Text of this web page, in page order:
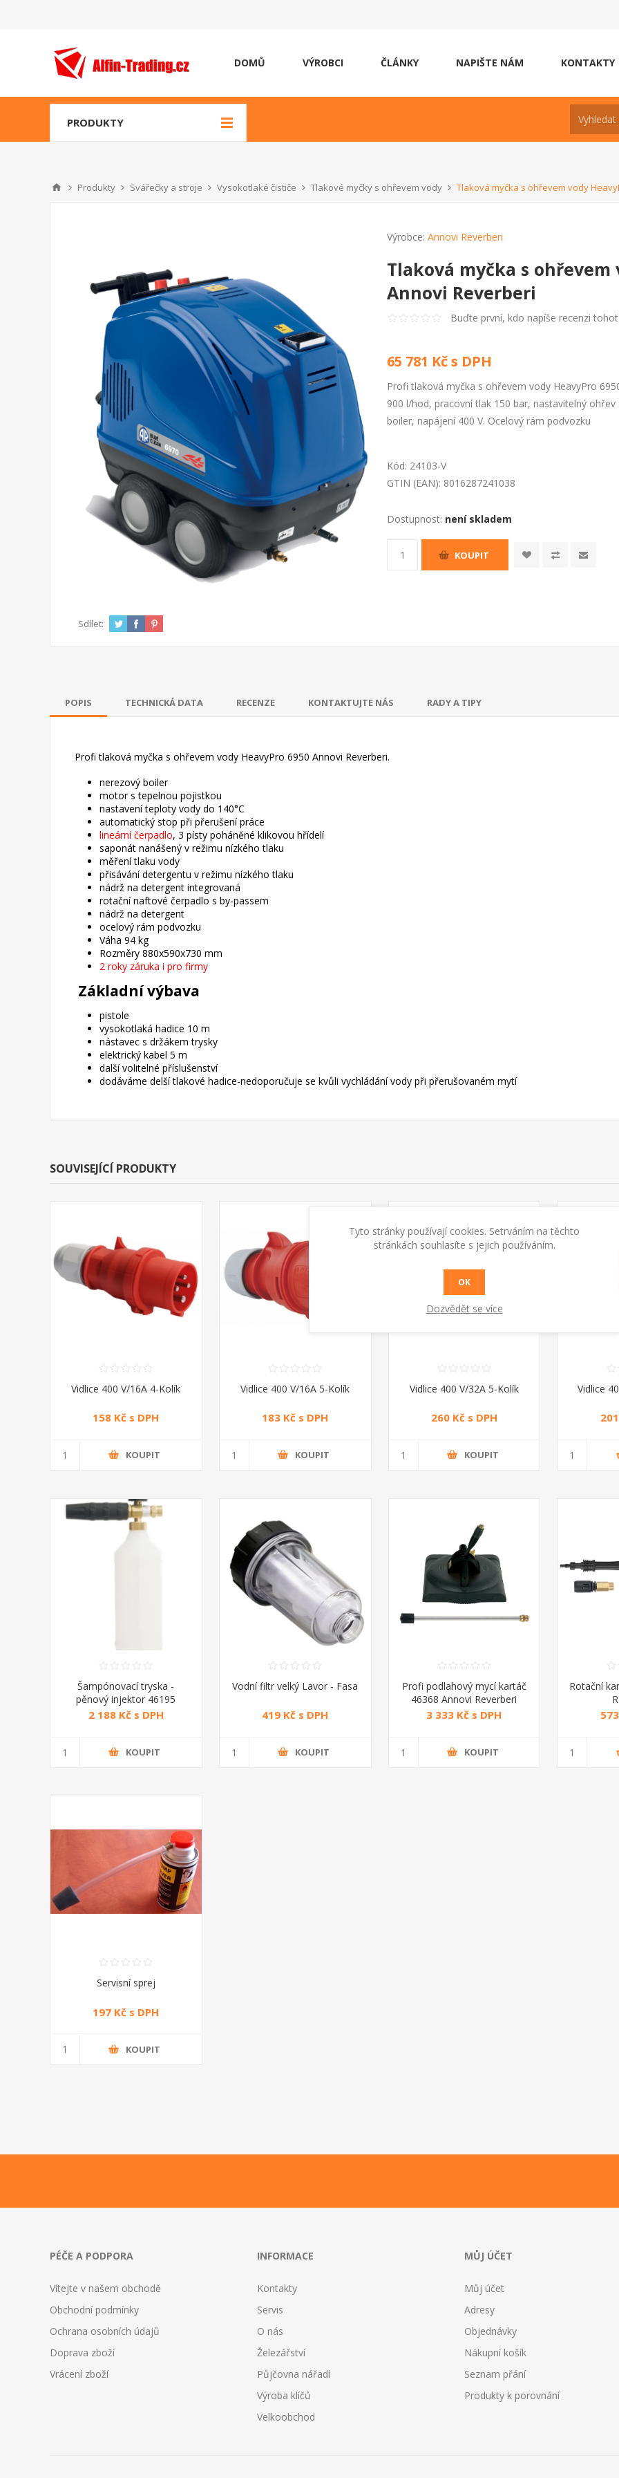
DOMŮ VÝROBCI ČLÁNKY NAPIŠTE NÁM KONTAKTY
PRODUKTY
Produkty Svářečky a stroje Vysokotlaké čističe Tlakové myčky s ohřevem vody Tlaková myčka s ohřevem vody
Výrobce: Annovi Reverberi
Tlaková myčka s ohřevem
Annovi Reverberi
Buďte první, kdo napíše recenzi
65 781 Kč s DPH
Profi tlaková myčka s ohřevem vody HeavyPro
900 l/hod, pracovní tlak 150 bar, nastavitelný
boiler, napájení 400 V. Ocelový rám podvozku
Kód: 24103-V
GTIN (EAN): 8016287241038
Dostupnost: není skladem
KOUPIT
Sdílet:
POPIS TECHNICKÁ DATA RECENZE KONTAKTUJTE NÁS RADY A TIPY
Profi tlaková myčka s ohřevem vody HeavyPro 6950 Annovi Reverberi.
nerezový boiler
motor s tepelnou pojistkou
nastavení teploty vody do 140°C
automatický stop při přerušení práce
lineární čerpadlo, 3 písty poháněné klikovou hřídelí
saponát nanášený v režimu nízkého tlaku
měření tlaku vody
přisávání detergentu v režimu nízkého tlaku
nádrž na detergent integrovaná
rotační naftové čerpadlo s by-passem
nádrž na detergent
ocelový rám podvozku
Váha 94 kg
Rozměry 880x590x730 mm
2 roky záruka i pro firmy
Základní výbava
pistole
vysokotlaká hadice 10 m
nástavec s držákem trysky
elektrický kabel 5 m
další volitelné příslušenství
dodáváme delší tlakové hadice-nedoporučuje se kvůli vychládání vody při přerušovaném mytí
SOUVISEJÍCÍ PRODUKTY
Vidlice 400 V/16A 4-Kolík
158 Kč s DPH
KOUPIT
Vidlice 400 V/16A 5-Kolík
183 Kč s DPH
KOUPIT
Vidlice 400 V/32A 5-Kolík
260 Kč s DPH
KOUPIT
Vidlice
Šampónovací tryska -
pěnový injektor 46195
Annovi Reverberi
2 188 Kč s DPH
KOUPIT
Vodní filtr velký Lavor - Fasa
419 Kč s DPH
KOUPIT
Profi podlahový mycí kartáč
46368 Annovi Reverberi
3 333 Kč s DPH
KOUPIT
Rotační
Servisní sprej
197 Kč s DPH
KOUPIT
PÉČE A PODPORA
Vítejte v našem obchodě
Obchodní podmínky
Ochrana osobních údajů
Doprava zboží
Vrácení zboží
INFORMACE
Kontakty
Servis
O nás
Železářství
Půjčovna nářadí
Výroba klíčů
Velkoobchod
MŮJ ÚČET
Můj účet
Adresy
Objednávky
Nákupní košík
Seznam přání
Produkty k porovnání
Tyto stránky používají cookies. Setrváním na těchto
stránkách souhlasíte s jejich používáním.
OK
Dozvědět se více